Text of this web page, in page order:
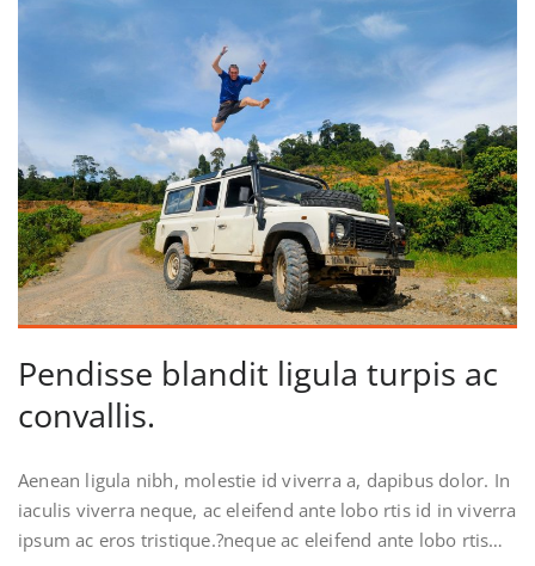
Pendisse blandit ligula turpis ac
convallis.
Aenean ligula nibh, molestie id viverra a, dapibus dolor. In
iaculis viverra neque, ac eleifend ante lobo rtis id in viverra
ipsum ac eros tristique.?neque ac eleifend ante lobo rtis…